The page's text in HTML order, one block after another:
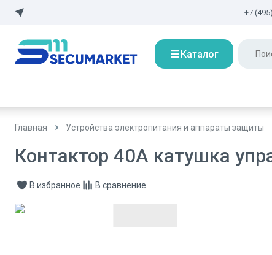
+7
Каталог
Главная Устройства электропитания и аппараты защиты
Контактор 40А катушка
В избранное В сравнение